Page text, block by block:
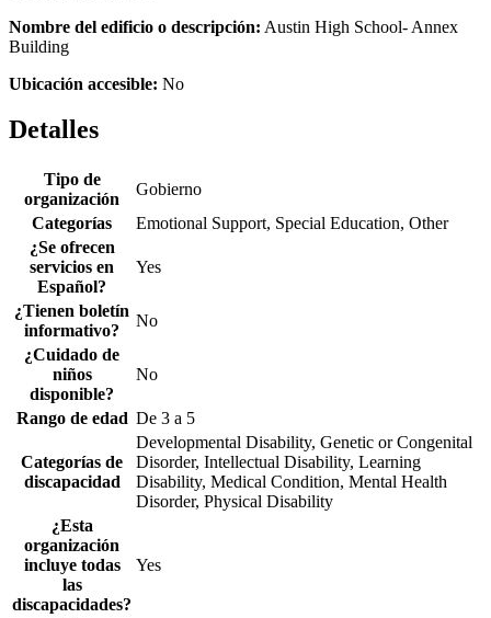
Nombre del edificio o descripción: Austin High School- Annex
Building
Ubicación accesible: No
Detalles
Tipo de
organización
Gobierno
Categorías
Emotional Support, Special Education, Other
¿Se ofrecen
servicios en
Español?
Yes
¿Tienen boletín
informativo?
No
¿Cuidado de
niños
disponible?
No
Rango de edad De 3 a 5
Categorías de
discapacidad
Developmental Disability, Genetic or Congenital
Disorder, Intellectual Disability, Learning
Disability, Medical Condition, Mental Health
Disorder, Physical Disability
¿Esta
organización
incluye todas
las
discapacidades?
Yes